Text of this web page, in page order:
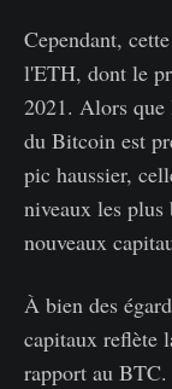
Cependant,
l'ETH, dont le
2021. Alors que
du Bitcoin est
pic haussier,
niveaux les plus
nouveaux
À bien des
capitaux reflète
rapport au